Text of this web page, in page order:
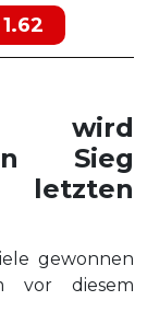
1.62
wird
Sieg
letzten
gewonnen
vor diesem